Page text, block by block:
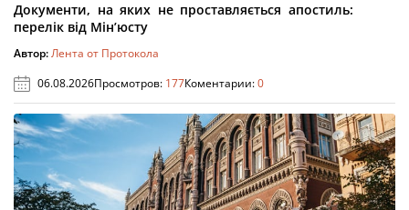
Документи, на яких не проставляється апостиль:
перелік від Мін’юсту
Автор:Лента от Протокола
06.08.2026Просмотров: 177Коментарии:0